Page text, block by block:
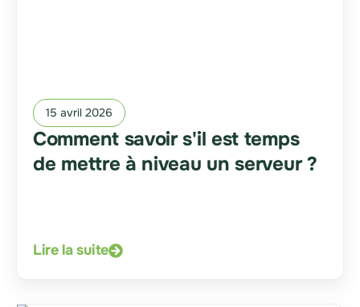
15 avril 2026
Comment savoir s'il est temps
de mettre à niveau un serveur ?
Lire la suite